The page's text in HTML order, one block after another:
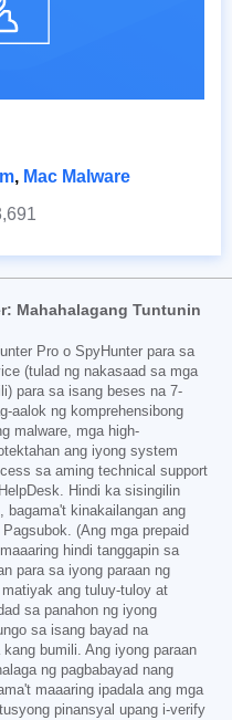
, Mac Malware
Mahahalagang Tuntunin
Pro o SpyHunter para sa
(tulad ng nakasaad sa mga
para sa isang beses na 7-
aalok ng komprehensibong
malware, mga high-
ang iyong system
sa aming technical support
Hindi ka sisingilin
bagama't kinakailangan ang
(Ang mga prepaid
hindi tanggapin sa
para sa iyong paraan ng
ang tuluy-tuloy at
sa panahon ng iyong
sa isang bayad na
bumili. Ang iyong paraan
ng pagbabayad nang
maaaring ipadala ang mga
pinansyal upang i-verify